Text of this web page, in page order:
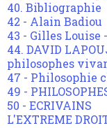
40. Bibliographie
42 - Alain Badiou
43 - Gilles Louise
44. DAVID
philosophes
47 - Philosophie
49 -
50 - ECRIVAINS
L'EXTREME